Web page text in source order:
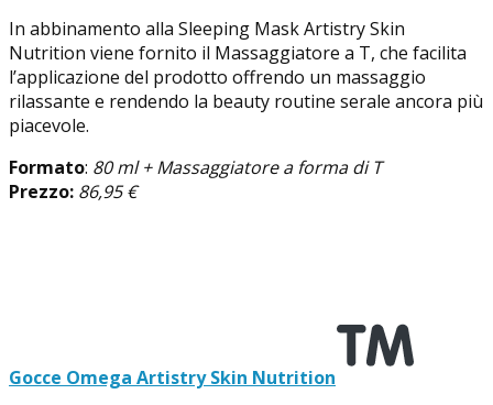
In abbinamento alla Sleeping Mask Artistry Skin
Nutrition viene fornito il Massaggiatore a T, che facilita
l’applicazione del prodotto offrendo un massaggio
rilassante e rendendo la beauty routine serale ancora più
piacevole.
Formato: 80 ml + Massaggiatore a forma di T
Prezzo: 86,95 €
Gocce Omega Artistry Skin Nutrition